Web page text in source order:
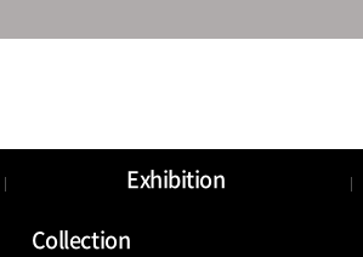
Exhibition
Collection
로그인